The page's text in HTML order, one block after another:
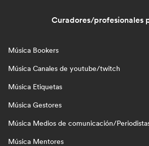
Curadores/profesionales
Música Bookers
Música Canales de youtube/twitch
Música Etiquetas
Música Gestores
Música Medios de comunicación/
Música Mentores